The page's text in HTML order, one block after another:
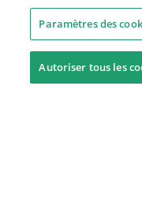
Paramètres des
Autoriser tous les